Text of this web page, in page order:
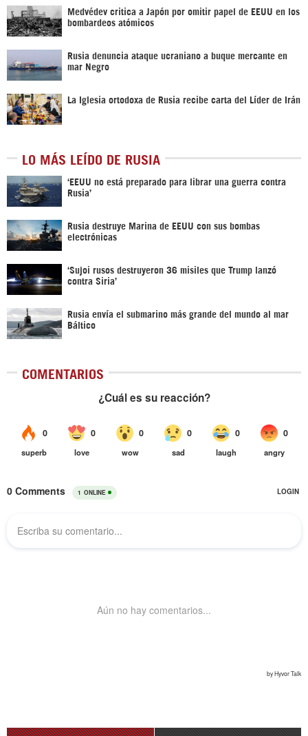
Medvédev critica a Japón por omitir papel de EEUU en los
bombardeos atómicos
Rusia denuncia ataque ucraniano a buque mercante en
mar Negro
La Iglesia ortodoxa de Rusia recibe carta del Líder de Irán
LO MÁS LEÍDO DE RUSIA
‘EEUU no está preparado para librar una guerra contra
Rusia’
Rusia destruye Marina de EEUU con sus bombas
electrónicas
‘Sujoi rusos destruyeron 36 misiles que Trump lanzó
contra Siria’
Rusia envía el submarino más grande del mundo al mar
Báltico
COMENTARIOS